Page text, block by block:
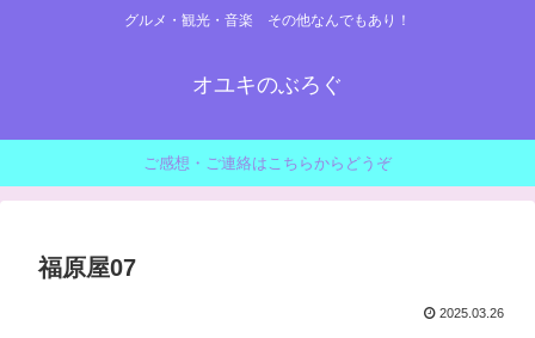
グルメ・観光・音楽 その他なんでもあり！
オユキのぶろぐ
ご感想・ご連絡はこちらからどうぞ
福原屋07
2025.03.26